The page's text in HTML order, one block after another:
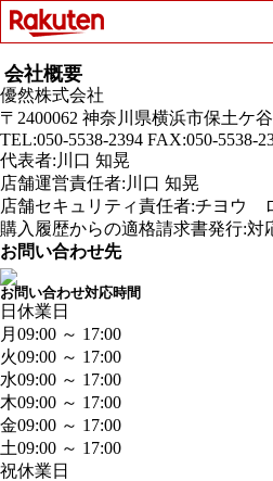
会社概要
優然株式会社
〒2400062 神奈川県横浜市保土ケ
TEL:050-5538-2394 FAX:050-5538-
代表者:川口 知晃
店舗運営責任者:川口 知晃
店舗セキュリティ責任者:チヨウ
購入履歴からの適格請求書発行:対
お問い合わせ先
お問い合わせ対応時間
日 休業日
月 09:00 ～ 17:00
火09:00 ～ 17:00
水09:00 ～ 17:00
木09:00 ～ 17:00
金09:00 ～ 17:00
土09:00 ～ 17:00
祝休業日